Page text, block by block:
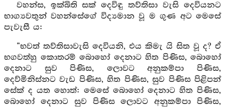
වහන්ස, ඉක්බිති සක් දෙවිඳු තව්තිසා වැසි දෙවියනට
භාග්‍යවතුන් වහන්සේගේ විද්‍යමාන වූ ම ගුණ අට මෙසේ
පැවැසී ය:
“භවත් තව්තිසාවැසි දෙවියනි, එය කිමැ යි සිත වූ ද? ඒ
භගවත්හු කොතරම් බොහෝ දෙනාට හිත පිණිස, බොහෝ
දෙනාට සුව පිණිස, ලොවට අනුකම්පා පිණිස,
දෙව්මිනිස්නට වැඩ පිණිස, හිත පිණිස, සුව පිණිස පිළිපන්
සේක් ද යත හොත්: මෙසේ බොහෝ දෙනාට හිත පිණිස,
බොහෝ දෙනාට සුව පිණිස ලොවට අනුකම්පා පිණිස,